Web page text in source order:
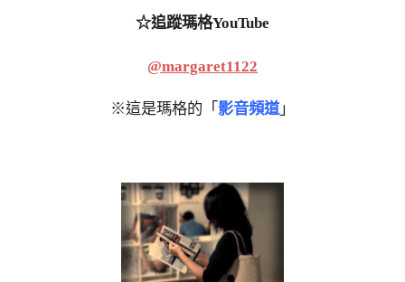
☆追蹤瑪格YouTube
@margaret1122
※這是瑪格的「 影音頻道」